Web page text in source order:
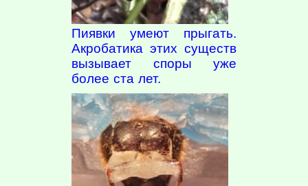
Пиявки умеют прыгать.
Акробатика этих существ
вызывает споры уже
более ста лет.